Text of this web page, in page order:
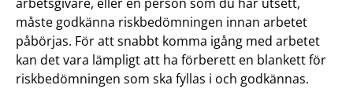
måste godkänna riskbedömningen innan arbetet
påbörjas. För att snabbt komma igång med arbetet
kan det vara lämpligt att ha förberett en blankett för
riskbedömningen som ska fyllas i och godkännas.